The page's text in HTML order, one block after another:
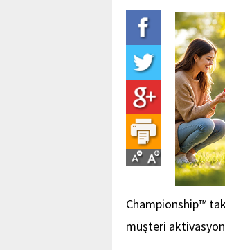
Championship™
müşteri